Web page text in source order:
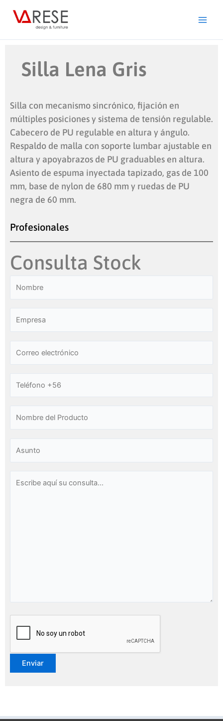
Silla Lena Gris
Silla con mecanismo sincrónico, fijación en
múltiples posiciones y sistema de tensión regulable.
Cabecero de PU regulable en altura y ángulo.
Respaldo de malla con soporte lumbar ajustable en
altura y apoyabrazos de PU graduables en altura.
Asiento de espuma inyectada tapizado, gas de 100
mm, base de nylon de 680 mm y ruedas de PU
negra de 60 mm.
Profesionales
Consulta Stock